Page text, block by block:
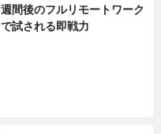
週間後のフルリモートワーク
で試される即戦力